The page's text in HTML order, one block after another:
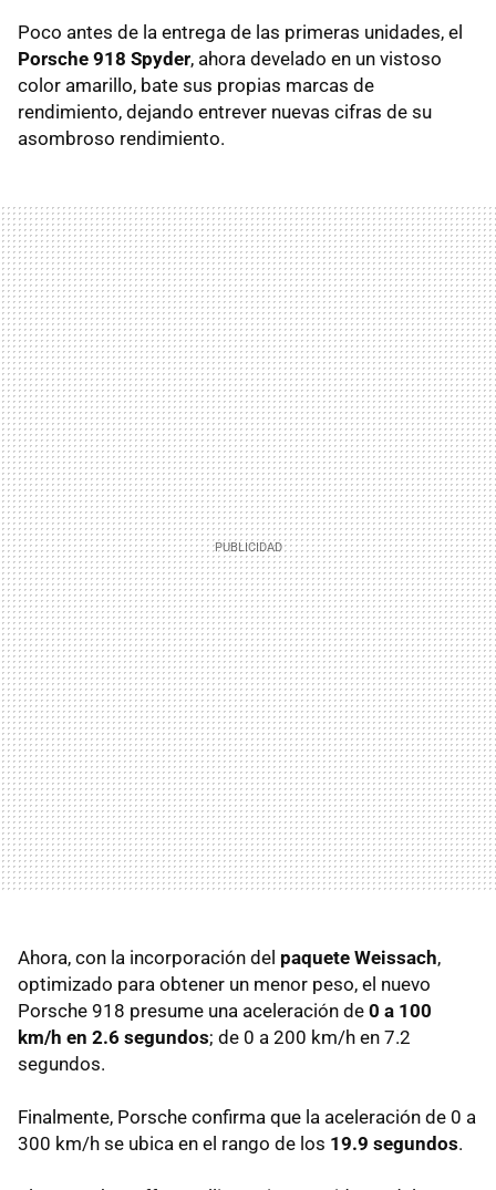
Poco antes de la entrega de las primeras unidades, el
Porsche 918 Spyder, ahora develado en un vistoso
color amarillo, bate sus propias marcas de
rendimiento, dejando entrever nuevas cifras de su
asombroso rendimiento.
Ahora, con la incorporación del paquete Weissach,
optimizado para obtener un menor peso, el nuevo
Porsche 918 presume una aceleración de 0 a 100
km/h en 2.6 segundos; de 0 a 200 km/h en 7.2
segundos.
Finalmente, Porsche confirma que la aceleración de 0 a
300 km/h se ubica en el rango de los 19.9 segundos.